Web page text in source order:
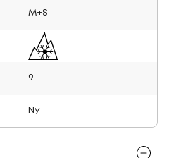
M+S
9
Ny